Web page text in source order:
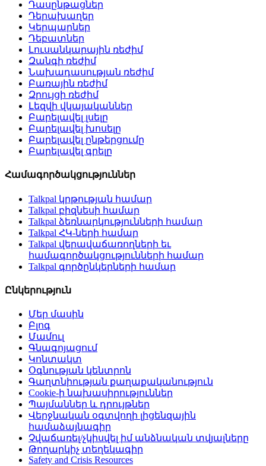
Դասընթացներ
Դերախաղեր
Կերպարներ
Դեբատներ
Լուսանկարային ռեժիմ
Զանգի ռեժիմ
Նախադասության ռեժիմ
Բառային ռեժիմ
Զրույցի ռեժիմ
Լեզվի վկայականներ
Բարելավել լսելը
Բարելավել խոսելը
Բարելավել ընթերցումը
Բարելավել գրելը
Համագործակցություններ
Talkpal կրթության համար
Talkpal բիզնեսի համար
Talkpal ձեռնարկությունների համար
Talkpal ՀԿ-ների համար
Talkpal վերավաճառողների եւ
համագործակցությունների համար
Talkpal գործընկերների համար
Ընկերություն
Մեր մասին
Բլոգ
Մամուլ
Գնագոյացում
Կոնտակտ
Օգնության կենտրոն
Գաղտնիության քաղաքականություն
Cookie-ի նախասիրություններ
Պայմաններ և դրույթներ
Վերջնական օգտվողի լիցենզային
համաձայնագիր
Չվաճառել/չկիսվել իմ անձնական տվյալները
Թողարկիչ տեղեկագիր
Safety and Crisis Resources